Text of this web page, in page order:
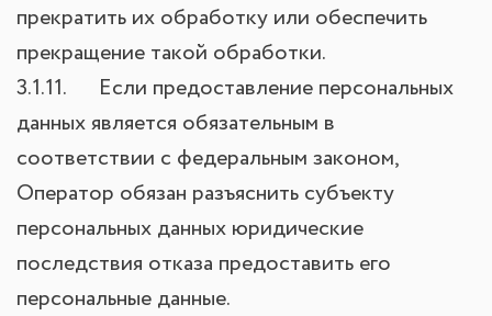
прекратить их обработку или обеспечить
прекращение такой обработки.
3.1.11. Если предоставление персональных
данных является обязательным в
соответствии с федеральным законом,
Оператор обязан разъяснить субъекту
персональных данных юридические
последствия отказа предоставить его
персональные данные.